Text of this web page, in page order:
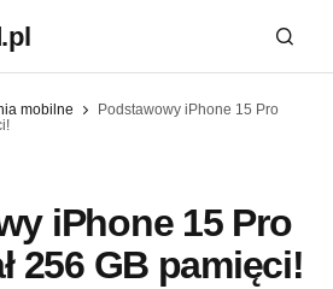
mobilne
Podstawowy iPhone 15 Pro
iPhone 15 Pro
256 GB pamięci!